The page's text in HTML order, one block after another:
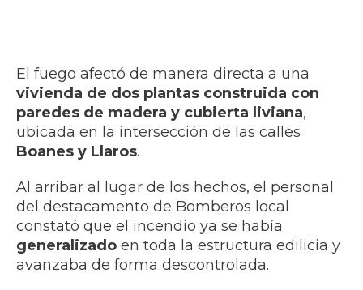
El fuego afectó de manera directa a una
vivienda de dos plantas construida con
paredes de madera y cubierta liviana,
ubicada en la intersección de las calles
Boanes y Llaros.
Al arribar al lugar de los hechos, el personal
del destacamento de Bomberos local
constató que el incendio ya se había
generalizado en toda la estructura edilicia y
avanzaba de forma descontrolada.